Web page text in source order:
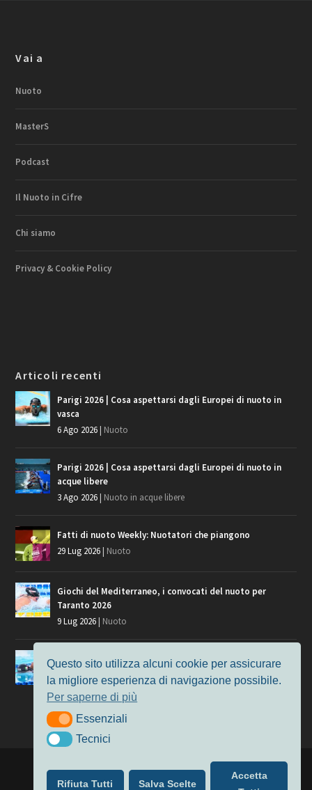
Vai a
Nuoto
MasterS
Podcast
Il Nuoto in Cifre
Chi siamo
Privacy & Cookie Policy
Articoli recenti
Parigi 2026 | Cosa aspettarsi dagli Europei di nuoto in
vasca
6 Ago 2026| Nuoto
Parigi 2026 | Cosa aspettarsi dagli Europei di nuoto in
acque libere
3 Ago 2026| Nuoto in acque libere
Fatti di nuoto Weekly: Nuotatori che piangono
29 Lug 2026| Nuoto
Giochi del Mediterraneo, i convocati del nuoto per
Taranto 2026
9 Lug 2026| Nuoto
Europei di Nuoto Parigi 2026: fra veterani e giovani, chi
7 Lug 2026
Nuoto
| Alimentato da
Nuoto
MasterS Podcast Il Nuoto in Cifre
Questo sito utilizza alcuni cookie per assicurare
la migliore esperienza di navigazione possibile.
Per saperne di più
EssenzialiEssenziali
TecniciTecnici
Rifiuta Tutti Salva Scelte
Accetta